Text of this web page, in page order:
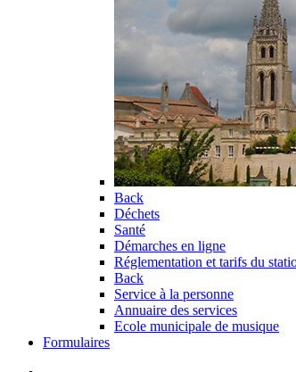
Back
Déchets
Santé
Démarches en ligne
Réglementation et tarifs du
Back
Service à la personne
Annuaire des services
Ecole municipale de musique
Formulaires